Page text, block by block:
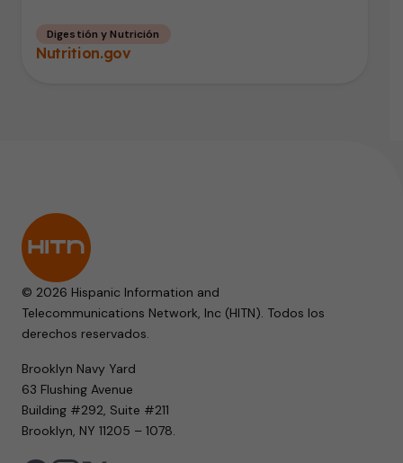
Digestión y Nutrición
Nutrition.gov
© 2026 Hispanic Information and
Telecommunications Network, Inc (HITN). Todos los
derechos reservados.
Brooklyn Navy Yard
63 Flushing Avenue
Building #292, Suite #211
Brooklyn, NY 11205 – 1078.